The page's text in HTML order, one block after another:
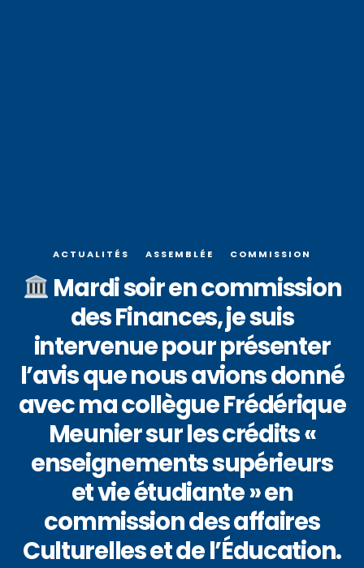
ACTUALITÉS ASSEMBLÉE COMMISSION
Mardi soir en commission
des Finances, je suis
intervenue pour présenter
l’avis que nous avions donné
avec ma collègue Frédérique
Meunier sur les crédits «
enseignements supérieurs
et vie étudiante » en
commission des affaires
Culturelles et de l’Éducation.